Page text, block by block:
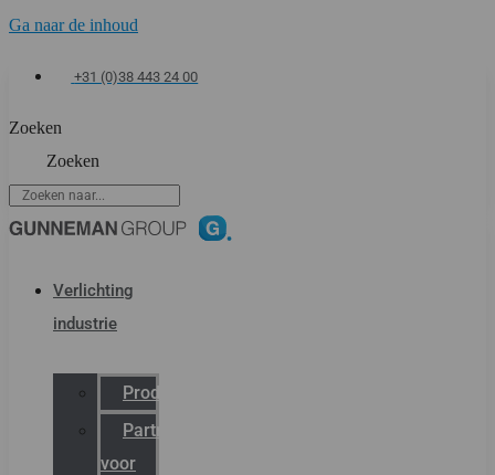
Ga naar de inhoud
+31 (0)38 443 24 00
Zoeken
Zoeken
Verlichting
industrie
Productcatalogus
Partner
voor